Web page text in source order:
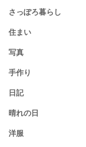
さっぽろ暮らし
住まい
写真
手作り
日記
晴れの日
洋服